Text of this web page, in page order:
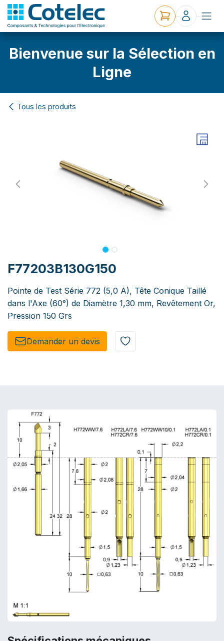
Bienvenue sur la Sélection en
Ligne
Tous les produits
F77203B130G150
Pointe de Test Série 772 (5,0 A), Tête Conique Taillé
dans l'Axe (60°) de Diamètre 1,30 mm, Revêtement Or,
Pression 150 Grs
Demander un de​​vis​​